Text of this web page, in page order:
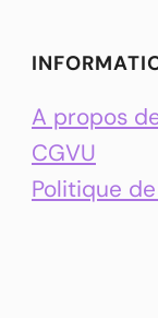
A propos
CGVU
Politique